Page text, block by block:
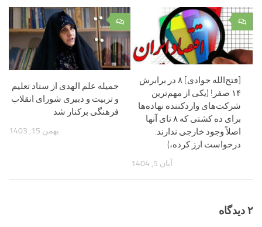
۰
جمیله علم الهدی از ستاد تعلیم
و تربیت و دبیری شورای انقلاب
فرهنگی برکنار شد
بهمن 15, 1403
۰
[فتح‌الله جوادی] ۸ در برابرش
۱۴ صفر! (یکی از مهم‌ترین
شرکت‌های واردکننده نهاده‌ها
برای ده کشتی که ۸ تای آنها
اصلاً وجود خارجی ندارند.
درخواست ارز کرده،)
آبان 5, 1404
۲ دیدگاه‌